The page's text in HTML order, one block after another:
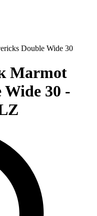
Double Wide 30
Marmot
30 -